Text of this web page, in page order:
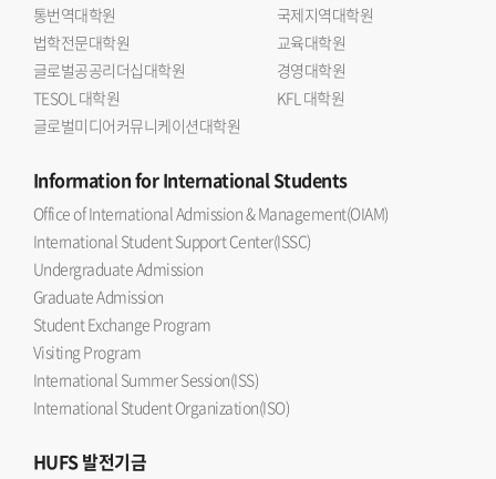
통번역대학원
국제지역대학원
법학전문대학원
교육대학원
글로벌공공리더십대학원
경영대학원
TESOL 대학원
KFL 대학원
글로벌미디어커뮤니케이션대학원
Informationfor International Students
Office of International Admission & Management(OIAM)
International Student Support Center(ISSC)
Undergraduate Admission
Graduate Admission
Student Exchange Program
Visiting Program
International Summer Session(ISS)
International Student Organization(ISO)
HUFS발전기금